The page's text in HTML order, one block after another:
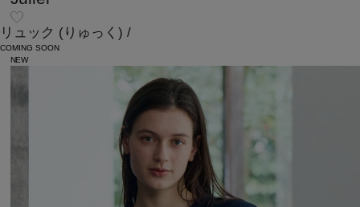
リュック (りゅっく) /
COMING SOON
NEW